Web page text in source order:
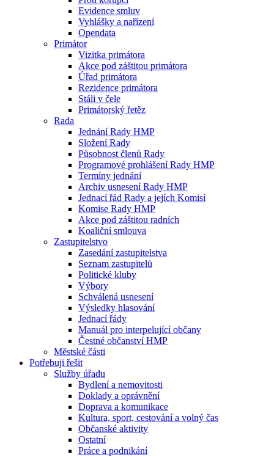
Evidence smluv
Vyhlášky a nařízení
Opendata
Primátor
Vizitka primátora
Akce pod záštitou primátora
Úřad primátora
Rezidence primátora
Stáli v čele
Primátorský řetěz
Rada
Jednání Rady HMP
Složení Rady
Působnost členů Rady
Programové prohlášení Rady HMP
Termíny jednání
Archiv usnesení Rady HMP
Jednací řád Rady a jejích Komisí
Komise Rady HMP
Akce pod záštitou radních
Koaliční smlouva
Zastupitelstvo
Zasedání zastupitelstva
Seznam zastupitelů
Politické kluby
Výbory
Schválená usnesení
Výsledky hlasování
Jednací řády
Manuál pro interpelující občany
Čestné občanství HMP
Městské části
Potřebuji řešit
Služby úřadu
Bydlení a nemovitosti
Doklady a oprávnění
Doprava a komunikace
Kultura, sport, cestování a volný čas
Občanské aktivity
Ostatní
Práce a podnikání